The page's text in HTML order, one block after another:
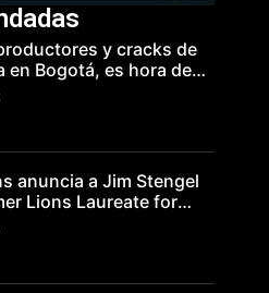
y cracks de
en Bogotá, es hora de
Las marcas más top
por su talento.
anuncia a Jim Stengel
Lions Laureate for